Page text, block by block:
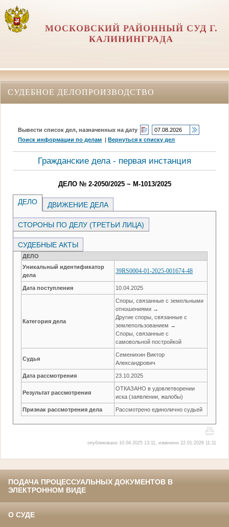
МОСКОВСКИЙ РАЙОННЫЙ СУД Г.
КАЛИНИНГРАДА
СУДЕБНОЕ ДЕЛОПРОИЗВОДСТВО
Вывести список дел, назначенных на дату
Поиск информации по делам |Вернуться к списку дел
Гражданские дела - первая инстанция
ДЕЛО № 2-2050/2025 ~ М-1013/2025
ДЕЛО ДВИЖЕНИЕ ДЕЛА
СТОРОНЫ ПО ДЕЛУ (ТРЕТЬИ ЛИЦА)
СУДЕБНЫЕ АКТЫ
ДЕЛО
Уникальный идентификатор
дела
39RS0004-01-2025-001674-48
Дата поступления 10.04.2025
Категория дела
Споры, связанные с земельными
отношениями →
Другие споры, связанные с
землепользованием →
Споры, связанные с
самовольной постройкой
Судья
Семенихин Виктор
Александрович
Дата рассмотрения 23.10.2025
Результат рассмотрения
ОТКАЗАНО в удовлетворении
иска (заявлении, жалобы)
Признак рассмотрения дела Рассмотрено единолично судьей
опубликовано 10.04.2025 13:11, изменено 22.01.2026 11:11
ПОДАЧА ПРОЦЕССУАЛЬНЫХ ДОКУМЕНТОВ В
ЭЛЕКТРОННОМ ВИДЕ
О СУДЕ